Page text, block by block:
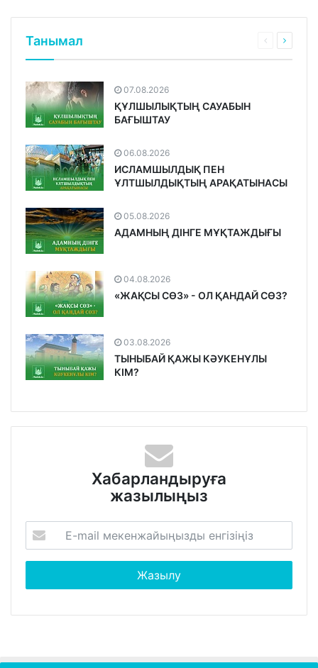
Танымал
07.08.2026
ҚҰЛШЫЛЫҚТЫҢ САУАБЫН
БАҒЫШТАУ
06.08.2026
ИСЛАМШЫЛДЫҚ ПЕН
ҰЛТШЫЛДЫҚТЫҢ АРАҚАТЫНАСЫ
05.08.2026
АДАМНЫҢ ДІНГЕ МҰҚТАЖДЫҒЫ
04.08.2026
«ЖАҚСЫ СӨЗ» - ОЛ ҚАНДАЙ СӨЗ?
03.08.2026
ТЫНЫБАЙ ҚАЖЫ КӘУКЕНҰЛЫ
КІМ?
Хабарландыруға
жазылыңыз